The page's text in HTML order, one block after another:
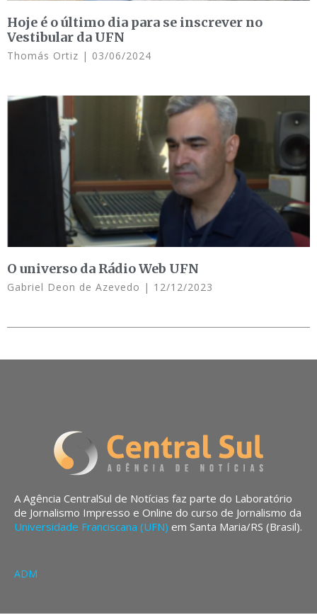
Hoje é o último dia para se inscrever no
Vestibular da UFN
Thomás Ortiz 03/06/2024
O universo da Rádio Web UFN
Gabriel Deon de Azevedo 12/12/2023
A Agência CentralSul de Notícias faz parte do Laboratório
de Jornalismo Impresso e Online do curso de Jornalismo da
Universidade Franciscana (UFN) em Santa Maria/RS (Brasil).
ADM